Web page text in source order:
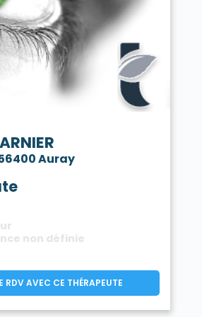
56490
56470
56190
Val d'Oust 56460
Vannes 56000
Auray
non définie
RDV AVEC CE THÉRAPEUTE